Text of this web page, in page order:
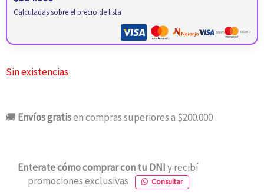
Calculadas sobre el precio de lista
Sin existencias
🚚 Envíos gratisen compras superiores a $200.000
Enterate cómo comprar con tu DNIy recibí
promociones exclusivas
Consultar